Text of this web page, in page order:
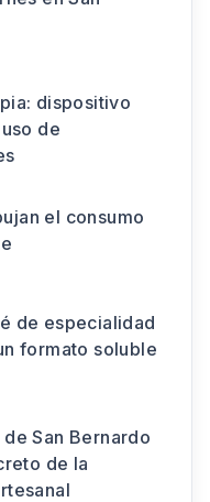
dispositivo
de
el consumo
de especialidad
formato soluble
San Bernardo
de la